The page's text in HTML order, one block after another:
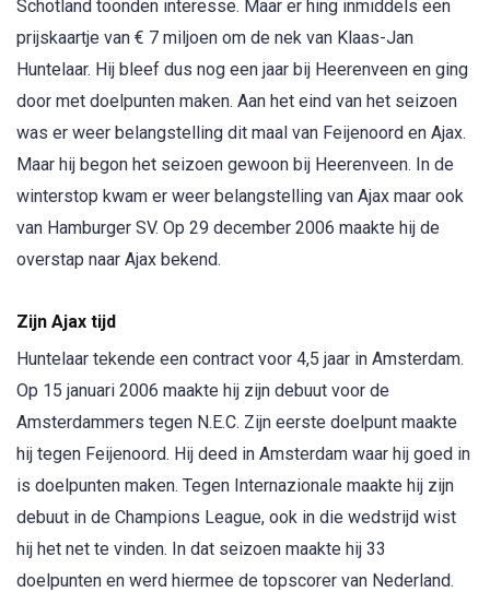
Schotland toonden interesse. Maar er hing inmiddels een
prijskaartje van € 7 miljoen om de nek van Klaas-Jan
Huntelaar. Hij bleef dus nog een jaar bij Heerenveen en ging
door met doelpunten maken. Aan het eind van het seizoen
was er weer belangstelling dit maal van Feijenoord en Ajax.
Maar hij begon het seizoen gewoon bij Heerenveen. In de
winterstop kwam er weer belangstelling van Ajax maar ook
van Hamburger SV. Op 29 december 2006 maakte hij de
overstap naar Ajax bekend.
Zijn Ajax tijd
Huntelaar tekende een contract voor 4,5 jaar in Amsterdam.
Op 15 januari 2006 maakte hij zijn debuut voor de
Amsterdammers tegen N.E.C. Zijn eerste doelpunt maakte
hij tegen Feijenoord. Hij deed in Amsterdam waar hij goed in
is doelpunten maken. Tegen Internazionale maakte hij zijn
debuut in de Champions League, ook in die wedstrijd wist
hij het net te vinden. In dat seizoen maakte hij 33
doelpunten en werd hiermee de topscorer van Nederland.